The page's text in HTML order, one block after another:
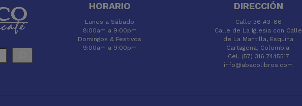
HORARIO
Lunes a Sábado
8:00am a 9:00pm
Domingos & Festivos
9:00am a 9:00pm
DIRECCIÓN
Calle 36 #3-86
Calle de La Iglesia con Calle
de La Mantilla, Esquina
Cartagena, Colombia.
Cel. (57) 316 7445517
info@abacolibros.com